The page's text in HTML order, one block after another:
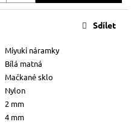
Miyuki náramky
Bílá matná
Mačkané sklo
Nylon
2 mm
4 mm
Sdílet